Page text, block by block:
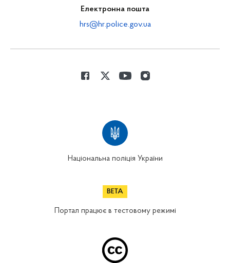
Електронна пошта
hrs@hr.police.gov.ua
Національна поліція України
Портал працює в тестовому режимі